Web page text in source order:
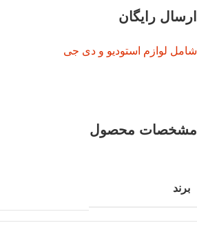
ارسال رایگان
شامل لوازم استودیو و دی جی
مشخصات محصول
برند